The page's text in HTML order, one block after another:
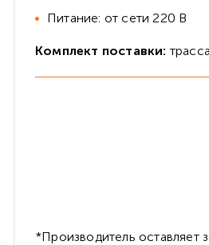
Питание: от сети 220 В
Комплект поставки:
*Производитель оставляет